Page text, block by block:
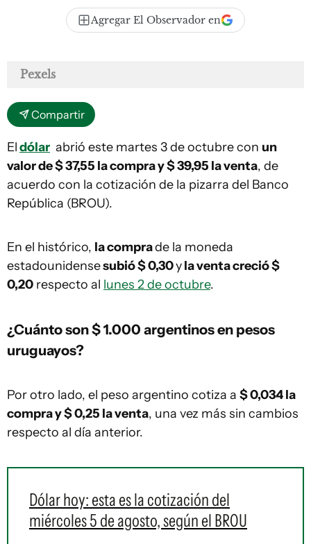
Agregar El Observador en
Pexels
Compartir
Eldólar abrió este martes 3 de octubre con un
valor de $ 37,55 la compra y $ 39,95 la venta, de
acuerdo con la cotización de la pizarra del Banco
República (BROU).
En el histórico, la comprade la moneda
estadounidensesubió $ 0,30yla venta creció $
0,20 respecto al lunes 2 de octubre.
¿Cuánto son $ 1.000 argentinos en pesos
uruguayos?
Por otro lado, el peso argentino cotiza a $ 0,034 la
compra y $ 0,25 la venta, una vez más sin cambios
respecto al día anterior.
Dólar hoy: esta es la cotización del
miércoles 5 de agosto, según el BROU